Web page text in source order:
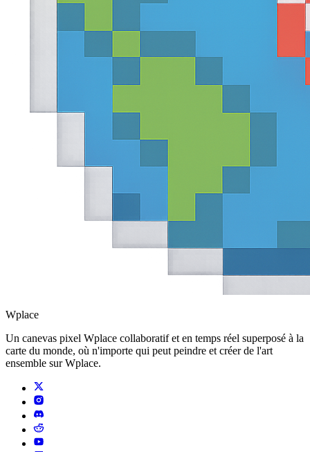
Wplace
Un canevas pixel Wplace collaboratif et en temps réel superposé à la
carte du monde, où n'importe qui peut peindre et créer de l'art
ensemble sur Wplace.